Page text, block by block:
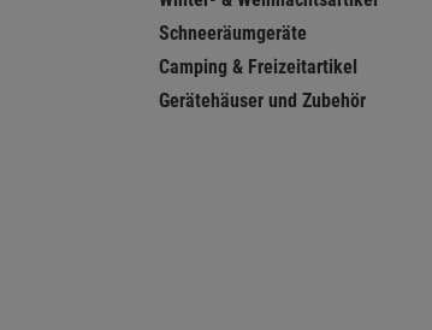
Schneeräumgeräte
Camping & Freizeitartikel
Gerätehäuser und Zubehör